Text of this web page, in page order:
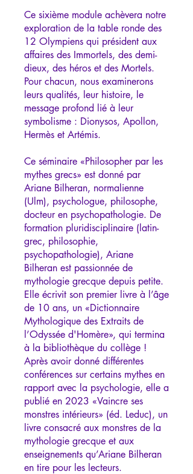
Ce sixième module achèvera notre
exploration de la table ronde des
12 Olympiens qui président aux
affaires des Immortels, des demi-
dieux, des héros et des Mortels.
Pour chacun, nous examinerons
leurs qualités, leur histoire, le
message profond lié à leur
symbolisme : Dionysos, Apollon,
Hermès et Artémis.
Ce séminaire «Philosopher par les
mythes grecs» est donné par
Ariane Bilheran, normalienne
(Ulm), psychologue, philosophe,
docteur en psychopathologie. De
formation pluridisciplinaire (latin-
grec, philosophie,
psychopathologie), Ariane
Bilheran est passionnée de
mythologie grecque depuis petite.
Elle écrivit son premier livre à l’âge
de 10 ans, un «Dictionnaire
Mythologique des Extraits de
l’Odyssée d'Homère», qui termina
à la bibliothèque du collège !
Après avoir donné différentes
conférences sur certains mythes en
rapport avec la psychologie, elle a
publié en 2023 «Vaincre ses
monstres intérieurs» (éd. Leduc), un
livre consacré aux monstres de la
mythologie grecque et aux
enseignements qu’Ariane Bilheran